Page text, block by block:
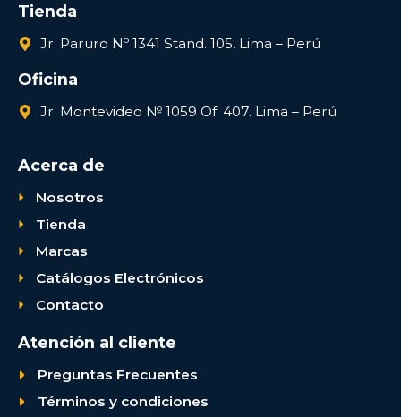
Tienda
Jr. Paruro Nº 1341 Stand. 105. Lima – Perú
Oficina
Jr. Montevideo № 1059 Of. 407. Lima – Perú
Acerca de
Nosotros
Tienda
Marcas
Catálogos Electrónicos
Contacto
Atención al cliente
Preguntas Frecuentes
Términos y condiciones